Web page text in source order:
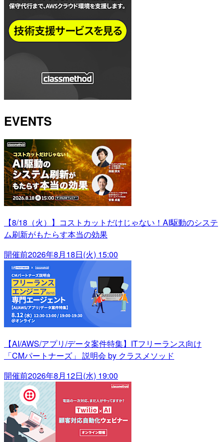
EVENTS
【8/18（火）】コストカットだけじゃない！AI駆動のシステ
ム刷新がもたらす本当の効果
開催前2026年8月18日(火) 15:00
【AI/AWS/アプリ/データ案件特集】ITフリーランス向け
「CMパートナーズ」 説明会 by クラスメソッド
開催前2026年8月12日(水) 19:00